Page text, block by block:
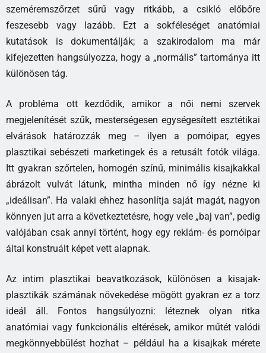
szeméremszőrzet sűrű vagy ritkább, a csikló előbőre
feszesebb vagy lazább. Ezt a sokféleséget anatómiai
kutatások is dokumentálják; a szakirodalom ma már
kifejezetten hangsúlyozza, hogy a „normális” tartománya itt
különösen tág.
A probléma ott kezdődik, amikor a női nemi szervek
megjelenítését szűk, mesterségesen egységesített esztétikai
elvárások határozzák meg – ilyen a pornóipar, egyes
plasztikai sebészeti marketingek és a retusált fotók világa.
Itt gyakran szőrtelen, homogén színű, minimális kisajkakkal
ábrázolt vulvát látunk, mintha minden nő így nézne ki
„ideálisan”. Ha valaki ehhez hasonlítja saját magát, nagyon
könnyen jut arra a következtetésre, hogy vele „baj van”, pedig
valójában csak annyi történt, hogy egy reklám- és pornóipar
által konstruált képet vett alapnak.
Az intim plasztikai beavatkozások, különösen a kisajak-
plasztikák számának növekedése mögött gyakran ez a torz
ideál áll. Fontos hangsúlyozni: léteznek olyan ritka
anatómiai vagy funkcionális eltérések, amikor műtét valódi
megkönnyebbülést hozhat – például ha a kisajkak mérete